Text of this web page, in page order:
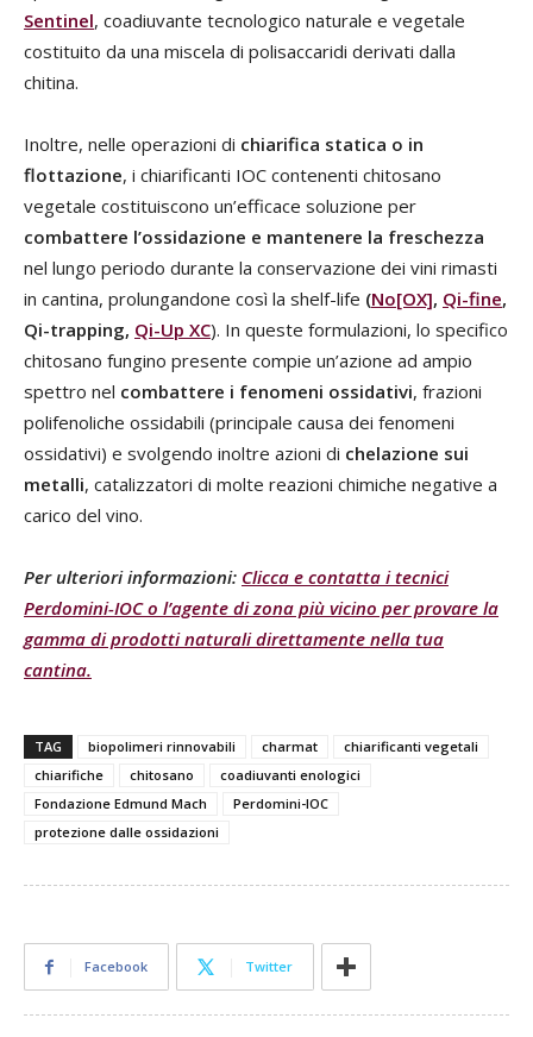
Sentinel, coadiuvante tecnologico naturale e vegetale
costituito da una miscela di polisaccaridi derivati dalla
chitina.
Inoltre, nelle operazioni di chiarifica statica o in
flottazione, i chiarificanti IOC contenenti chitosano
vegetale costituiscono un’efficace soluzione per
combattere l’ossidazione e mantenere la freschezza
nel lungo periodo durante la conservazione dei vini rimasti
in cantina, prolungandone così la shelf-life (No[OX], Qi-fine,
Qi-trapping, Qi-Up XC). In queste formulazioni, lo specifico
chitosano fungino presente compie un’azione ad ampio
spettro nel combattere i fenomeni ossidativi, frazioni
polifenoliche ossidabili (principale causa dei fenomeni
ossidativi) e svolgendo inoltre azioni di chelazione sui
metalli, catalizzatori di molte reazioni chimiche negative a
carico del vino.
Per ulteriori informazioni: Clicca e contatta i tecnici
Perdomini-IOC o l’agente di zona più vicino per provare la
gamma di prodotti naturali direttamente nella tua
cantina.
TAG biopolimeri rinnovabili charmat
chiarificanti vegetali
chiarifiche
chitosano
coadiuvanti enologici
Fondazione Edmund Mach
Perdomini-IOC
protezione dalle ossidazioni
Facebook Twitter